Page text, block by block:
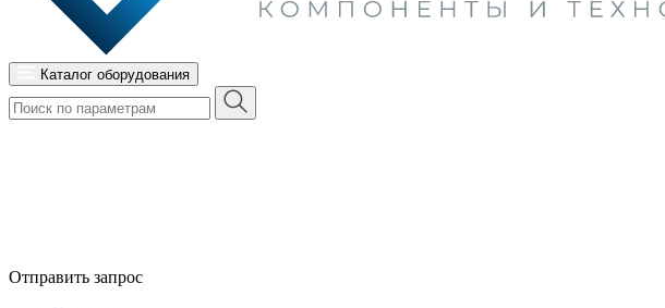
Каталог оборудования
Отправить запрос